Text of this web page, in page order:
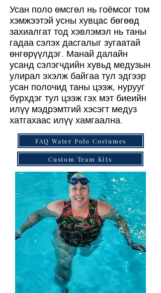
Усан поло өмсгөл нь гоёмсог том
хэмжээтэй усны хувцас бөгөөд
захиалгат тод хэвлэмэл нь таны
гадаа сэлэх дасгалыг зугаатай
өнгөрүүлдэг. Манай далайн
усанд сэлэгчдийн хувьд медузын
улирал эхэлж байгаа тул эдгээр
усан полочид таны цээж, нурууг
бүрхдэг тул цээж гэх мэт биеийн
илүү мэдрэмтгий хэсэгт медуз
хатгахаас илүү хамгаална.
FAQ Water Polo Costumes
Custom Team Kits